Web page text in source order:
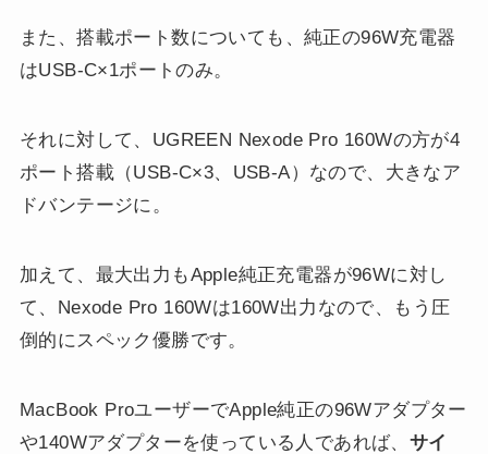
また、搭載ポート数についても、純正の96W充電器
はUSB-C×1ポートのみ。
それに対して、UGREEN Nexode Pro 160Wの方が4
ポート搭載（USB-C×3、USB-A）なので、大きなア
ドバンテージに。
加えて、最大出力もApple純正充電器が96Wに対し
て、Nexode Pro 160Wは160W出力なので、もう圧
倒的にスペック優勝です。
MacBook ProユーザーでApple純正の96Wアダプター
や140Wアダプターを使っている人であれば、 サイ